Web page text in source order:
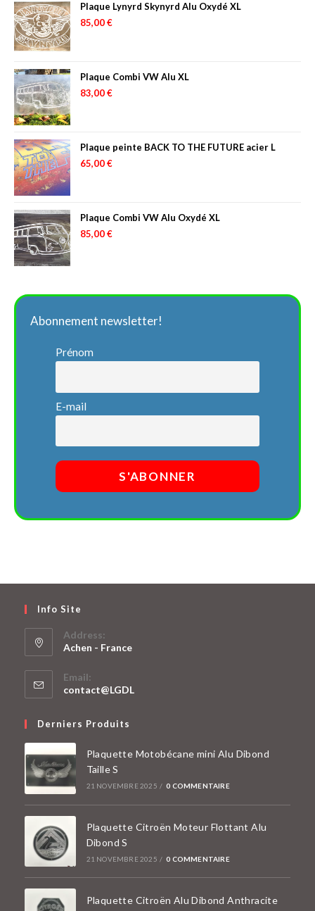
Plaque Lynyrd Skynyrd Alu Oxydé XL
85,00€
Plaque Combi VW Alu XL
83,00€
Plaque peinte BACK TO THE FUTURE acier L
65,00€
Plaque Combi VW Alu Oxydé XL
85,00€
Abonnement newsletter!
Prénom
E-mail
Info Site
Address:
Achen - France
dans
un
Email:
contact@LGDL
Derniers Produits
Plaquette Motobécane mini Alu Dibond
Taille S
21 NOVEMBRE 2025 / 0 COMMENTAIRE
Plaquette Citroën Moteur Flottant Alu
Dibond S
21 NOVEMBRE 2025 / 0 COMMENTAIRE
Plaquette Citroën Alu Dibond Anthracite